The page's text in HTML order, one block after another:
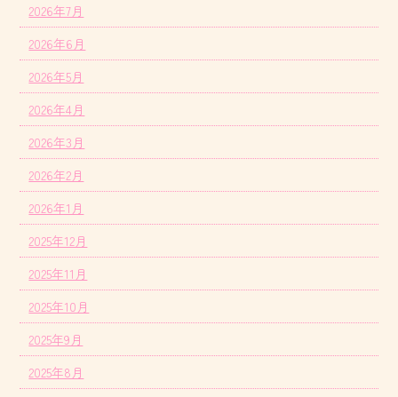
2026年7月
2026年6月
2026年5月
2026年4月
2026年3月
2026年2月
2026年1月
2025年12月
2025年11月
2025年10月
2025年9月
2025年8月